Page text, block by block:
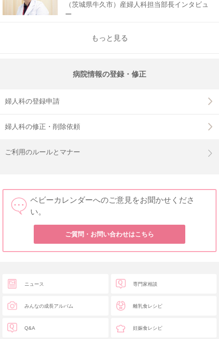
（茨城県牛久市）産婦人科担当部長インタビュ
ー
もっと見る
病院情報の登録・修正
婦人科の登録申請
婦人科の修正・削除依頼
ご利用のルールとマナー
ベビーカレンダーへのご意見をお聞かせくださ
い。
ご質問・お問い合わせはこちら
ニュース
みんなの成長アルバム
Q&A
専門家相談
離乳食レシピ
妊娠食レシピ